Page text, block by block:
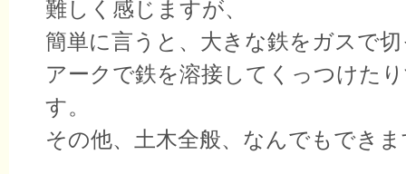
難しく感じますが、
簡単に言うと、大きな鉄をガスで
アークで鉄を溶接してくっつけた
す。
その他、土木全般、なんでもでき